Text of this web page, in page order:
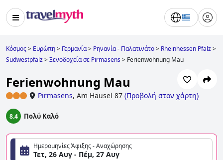
Κόσμος> Ευρώπη> Γερμανία> Ρηνανία - Παλατινάτο> Rheinhessen Pfalz>
Sudwestpfalz>Ξενοδοχεία σε Pirmasens> Ferienwohnung Mau
Ferienwohnung Mau
Pirmasens, Am Häusel 87 (Προβολή στον χάρτη)
8.4 Πολύ Καλό
Ημερομηνίες Άφιξης - Αναχώρησης
Τετ, 26 Αυγ - Πέμ, 27 Αυγ